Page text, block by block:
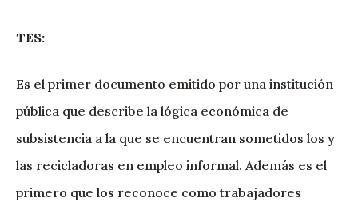
TES:
Es el primer documento emitido por una institución
pública que describe la lógica económica de
subsistencia a la que se encuentran sometidos los y
las recicladoras en empleo informal. Además es el
primero que los reconoce como trabajadores